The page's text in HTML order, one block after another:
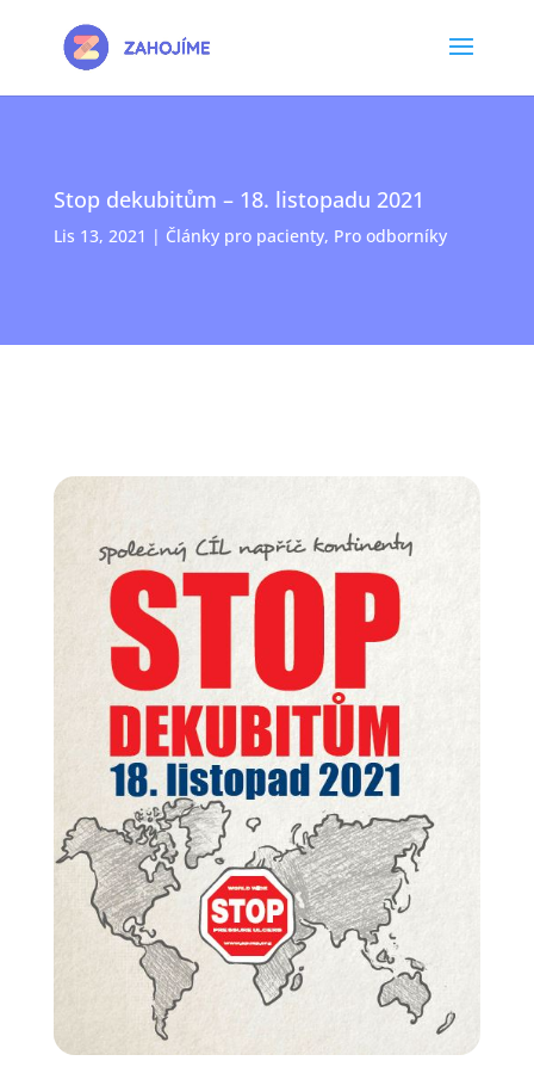
Stop dekubitům – 18. listopadu 2021
Lis 13, 2021 | Články pro pacienty, Pro odborníky